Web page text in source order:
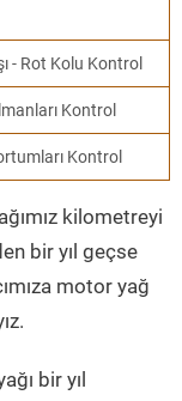
- Rot Kolu Kontrol
Kontrol
Kontrol
kilometreyi
bir yıl geçse
motor yağ
bir yıl